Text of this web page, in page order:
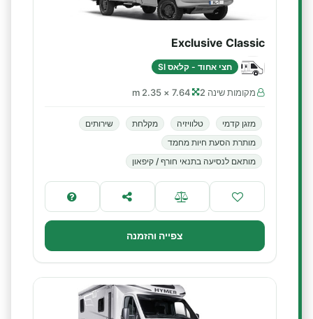
Exclusive Classic
חצי אחוד - קלאס SI
מקומות שינה 2 7.64 × 2.35 m
מזגן קדמי טלוויזיה מקלחת
שירותים
מותרת הסעת חיות מחמד
מותאם לנסיעה בתנאי חורף / קיפאון
צפייה והזמנה